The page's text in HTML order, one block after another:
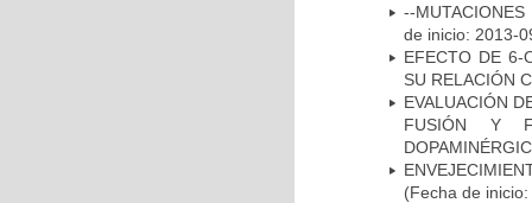
--
de inicio: 2013-
EFECTO DE 6-
SU RELACIÓN
EVALUACIÓN
FUSIÓN Y
(Fecha de